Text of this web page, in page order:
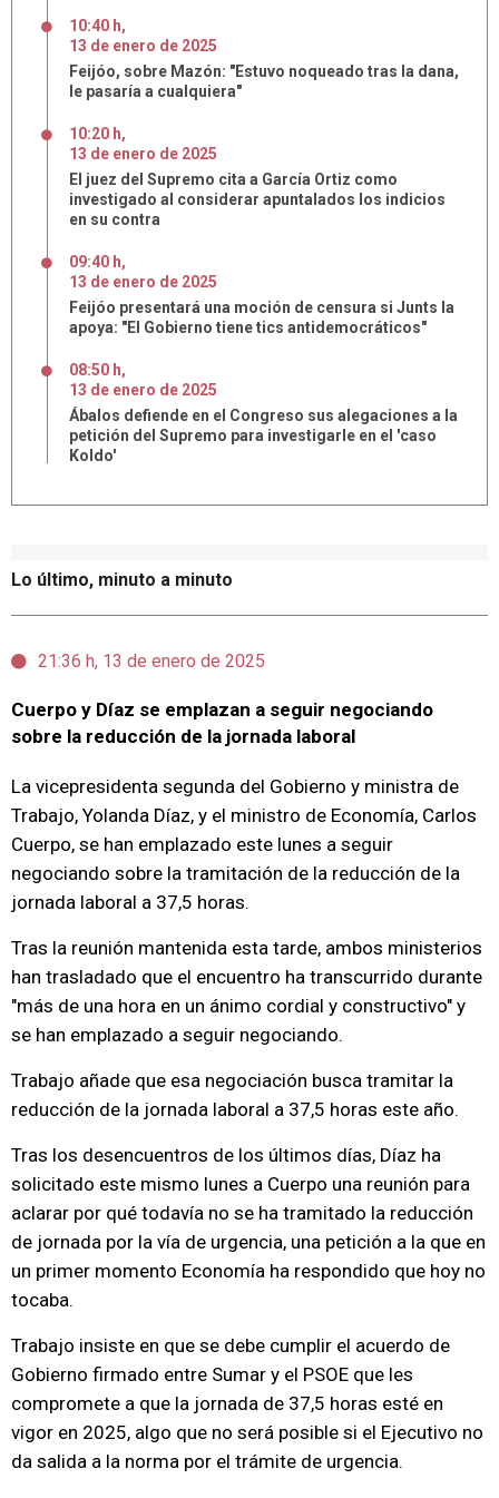
Lo último, minuto a minuto
21:36 h, 13 de enero de 2025
Cuerpo y Díaz se emplazan a seguir negociando
sobre la reducción de la jornada laboral
La vicepresidenta segunda del Gobierno y ministra de
Trabajo, Yolanda Díaz, y el ministro de Economía, Carlos
Cuerpo, se han emplazado este lunes a seguir
negociando sobre la tramitación de la reducción de la
jornada laboral a 37,5 horas.
Tras la reunión mantenida esta tarde, ambos ministerios
han trasladado que el encuentro ha transcurrido durante
"más de una hora en un ánimo cordial y constructivo" y
se han emplazado a seguir negociando.
Trabajo añade que esa negociación busca tramitar la
reducción de la jornada laboral a 37,5 horas este año.
Tras los desencuentros de los últimos días, Díaz ha
solicitado este mismo lunes a Cuerpo una reunión para
aclarar por qué todavía no se ha tramitado la reducción
de jornada por la vía de urgencia, una petición a la que en
un primer momento Economía ha respondido que hoy no
tocaba.
Trabajo insiste en que se debe cumplir el acuerdo de
Gobierno firmado entre Sumar y el PSOE que les
compromete a que la jornada de 37,5 horas esté en
vigor en 2025, algo que no será posible si el Ejecutivo no
da salida a la norma por el trámite de urgencia.
10:40 h,
13 de enero de 2025
Feijóo, sobre Mazón: "Estuvo noqueado tras la dana,
le pasaría a cualquiera"
10:20 h,
13 de enero de 2025
El juez del Supremo cita a García Ortiz como
investigado al considerar apuntalados los indicios
en su contra
09:40 h,
13 de enero de 2025
Feijóo presentará una moción de censura si Junts la
apoya: "El Gobierno tiene tics antidemocráticos"
08:50 h,
13 de enero de 2025
Ábalos defiende en el Congreso sus alegaciones a la
petición del Supremo para investigarle en el 'caso
Koldo'